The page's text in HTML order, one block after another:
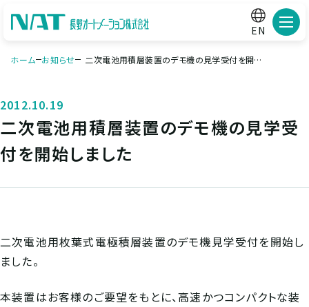
EN メニ
ホーム お知らせ 二次電池用積層装置のデモ機の見学受付を開始
2012.10.19
二次電池用積層装置のデモ機の見学受
付を開始しました
二次電池用枚葉式電極積層装置のデモ機見学受付を開始し
ました。
本装置はお客様のご要望をもとに、高速かつコンパクトな装